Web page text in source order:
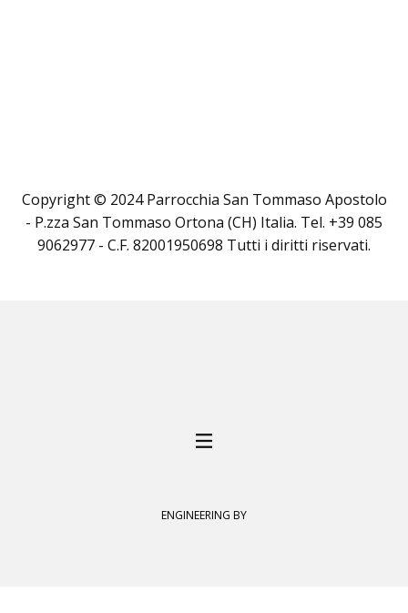
Copyright © 2024 Parrocchia San Tommaso Apostolo
- P.zza San Tommaso Ortona (CH) Italia. Tel. +39 085
9062977 - C.F. 82001950698 Tutti i diritti riservati.
ENGINEERING BY